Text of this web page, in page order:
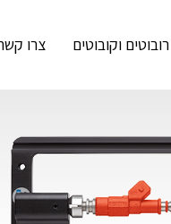
רובוטים וקובוטים צרו